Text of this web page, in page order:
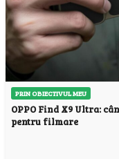
PRIN OBIECTIVUL MEU
OPPO Find X9 Ultra:
pentru filmare